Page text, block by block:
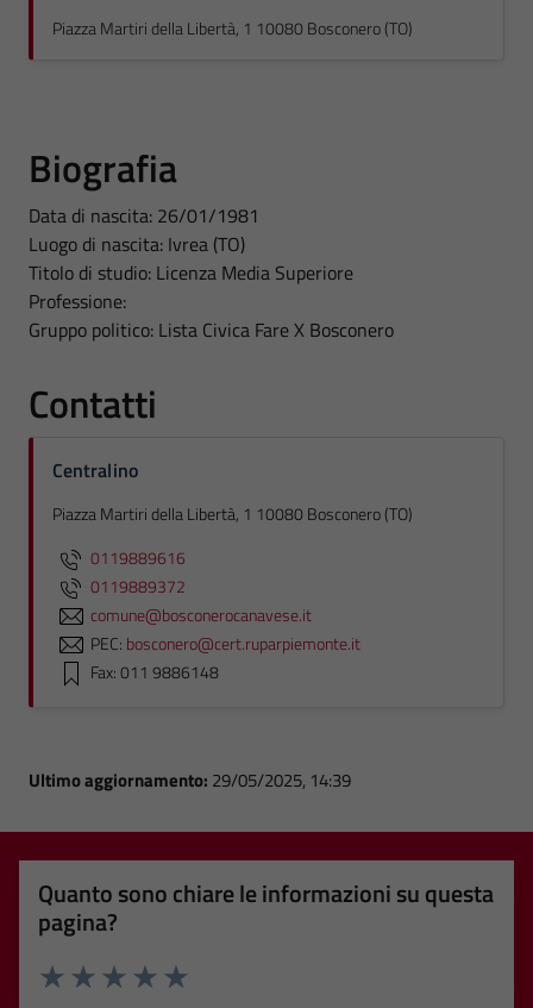
Piazza Martiri della Libertà, 1 10080 Bosconero (TO)
Biografia
Data di nascita: 26/01/1981
Luogo di nascita: Ivrea (TO)
Titolo di studio: Licenza Media Superiore
Professione:
Gruppo politico: Lista Civica Fare X Bosconero
Contatti
Centralino
Piazza Martiri della Libertà, 1 10080 Bosconero (TO)
0119889616
0119889372
comune@bosconerocanavese.it
PEC: bosconero@cert.ruparpiemonte.it
Fax: 011 9886148
Ultimo aggiornamento: 29/05/2025, 14:39
Quanto sono chiare le informazioni su questa
pagina?